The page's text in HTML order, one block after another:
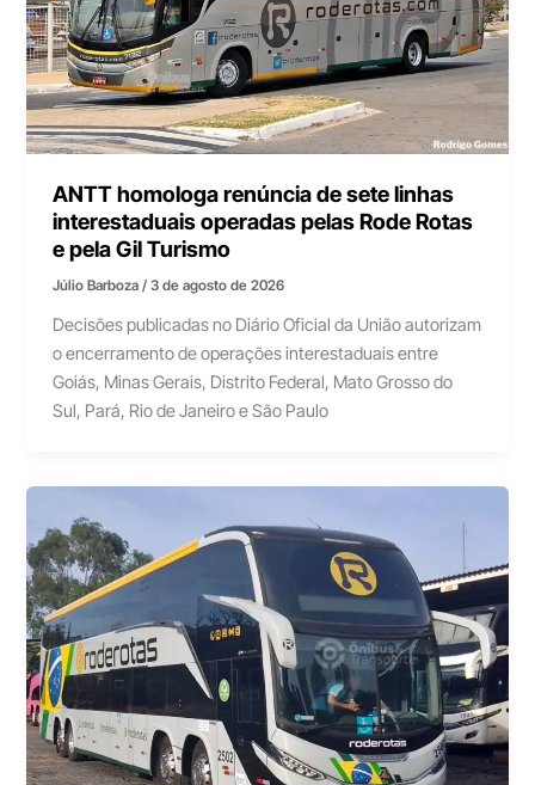
ANTT homologa renúncia de sete linhas
interestaduais operadas pelas Rode Rotas
e pela Gil Turismo
Júlio Barboza/3 de agosto de 2026
Decisões publicadas no Diário Oficial da União autorizam
o encerramento de operações interestaduais entre
Goiás, Minas Gerais, Distrito Federal, Mato Grosso do
Sul, Pará, Rio de Janeiro e São Paulo